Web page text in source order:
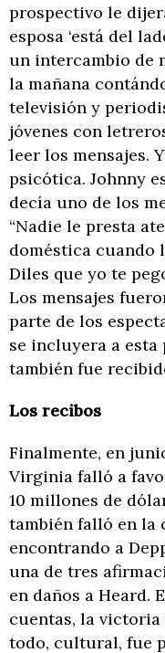
prospectivo le
esposa ‘está del
un intercambio de
la mañana
televisión y
jóvenes con
leer los mensajes.
psicótica. Johnny
decía uno de los
“Nadie le presta
doméstica cuando
Diles que yo te
Los mensajes
parte de los
se incluyera a esta
también fue
Los recibos
Finalmente, en
Virginia falló a
10 millones de
también falló en la
encontrando a
una de tres
en daños a Heard.
cuentas, la victoria
todo, cultural, fue